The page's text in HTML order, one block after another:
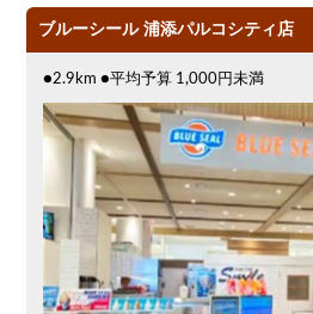
ブルーシール 浦添パルコシティ店
●2.9km ●平均予算 1,000円未満